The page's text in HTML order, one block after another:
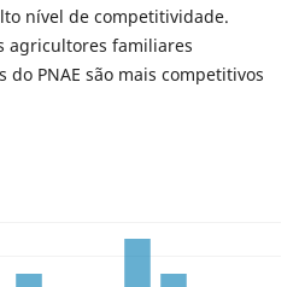
nível de competitividade.
agricultores familiares
PNAE são mais competitivos